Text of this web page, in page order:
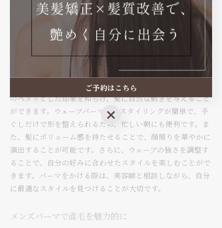
楽しむために、メンズパーマは欠かせない選択肢となるでし
直毛向けのパーマスタイル紹介
直毛の方におすすめのメンズパーマスタイルとして、ゆるや
かなウェーブパーマがあります。このスタイルは、直毛特有
のペタッとした印象を和らげ、髪に自然な動きを与えること
ができます。ウェーブパーマは、スタイリングが簡単で、手
ぐしだけで形を整えられるため、忙しい朝にも便利です。ま
た、髪にボリューム感を持たせることで、顔周りを華やかに
演出することが可能です。さらに、ウェーブの強さを調整す
ることで、自分の好みに合わせたスタイルを楽しむことがで
きます。パーマをかける際は、美容師と相談しながら、自分
に最適なスタイルを見つけることが大切です。
メンズパーマで直毛を魅力的に
ご予約はこちら
ご予約はこちら